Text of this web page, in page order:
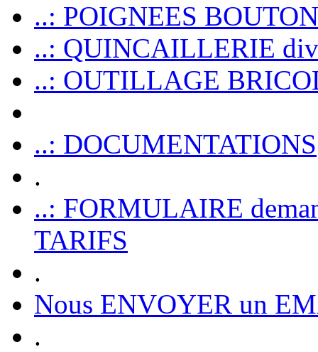
..: POIGNEES
..: QUINCAILLERIE
..: OUTILLAGE
..: DOCUMENTATIONS
.
..: FORMULAIRE
TARIFS
.
Nous ENVOYER un
.